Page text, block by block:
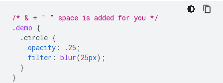
/* & + " " space is added for you */
.demo {
.circle {
opacity : .25 ;
filter : blur(25px);
}
}